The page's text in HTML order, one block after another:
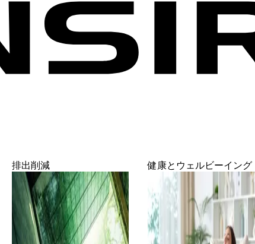
排出削減 健康とウェルビーイング